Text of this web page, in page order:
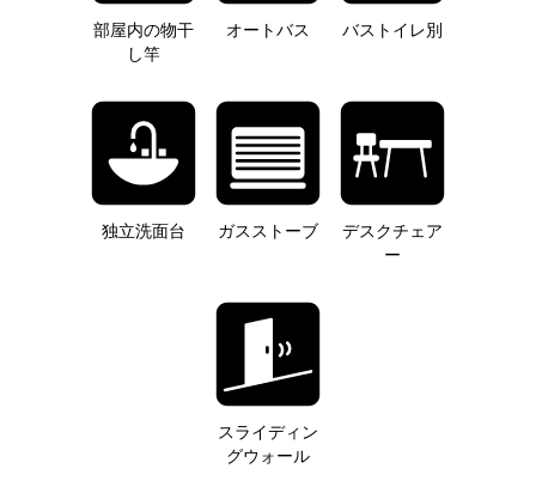
部屋内の物干
し竿
オートバス バストイレ別
独立洗面台 ガスストーブ
デスクチェア
ー
スライディン
グウォール